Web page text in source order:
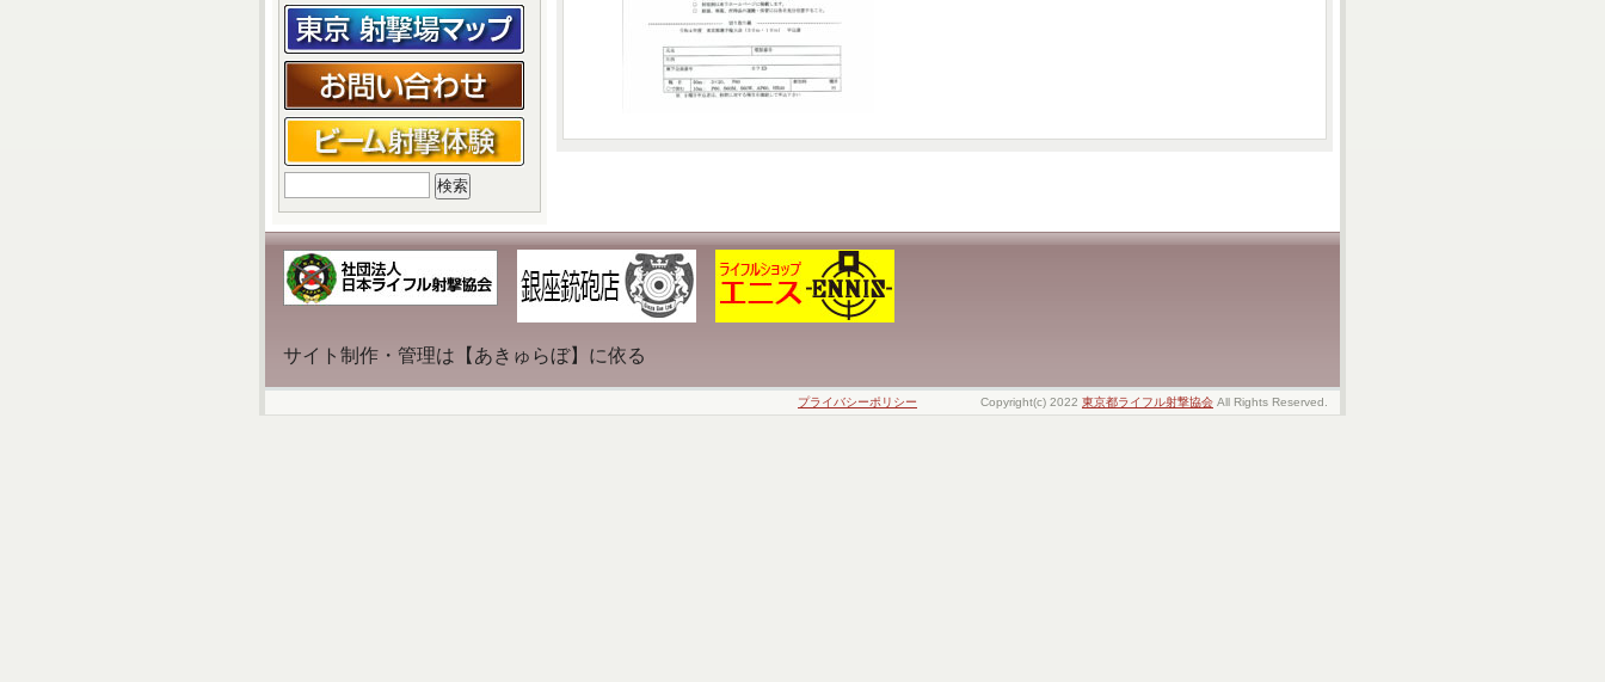
索:
サイト制作・管理は【あきゅらぼ】に依る
プライバシーポリシー Copyright(c) 2022 東京都ライフル射撃協会 All Rights Reserved.